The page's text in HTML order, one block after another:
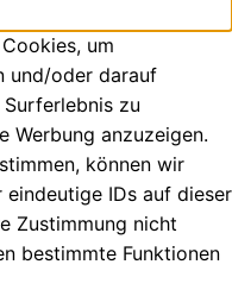
um
und/oder darauf
zu
Werbung anzuzeigen.
können wir
IDs auf dieser
Zustimmung nicht
bestimmte Funktionen